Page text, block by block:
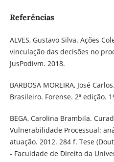
Referências
ALVES, Gustavo Silva. Ações
vinculação das decisões no
JusPodivm. 2018.
BARBOSA MOREIRA, José
Brasileiro. Forense. 2ª edição.
BEGA, Carolina Brambila.
Vulnerabilidade Processual:
atuação. 2012. 284 f. Tese
- Faculdade de Direito da